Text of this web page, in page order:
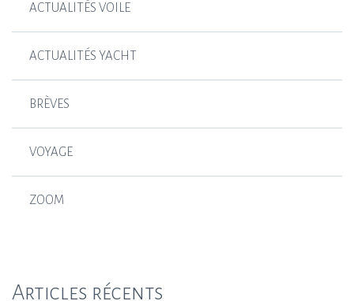
ACTUALITÉS VOILE
ACTUALITÉS YACHT
BRÈVES
VOYAGE
ZOOM
Articles récents